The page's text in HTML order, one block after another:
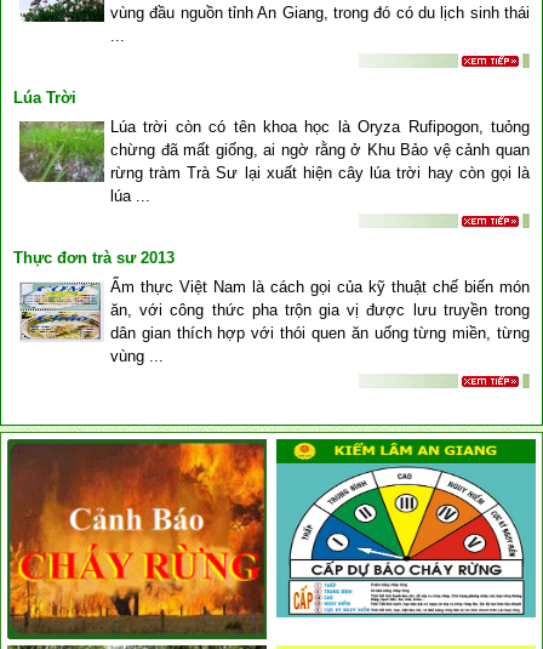
vùng đầu nguồn tỉnh An Giang, trong đó có du lịch sinh thái
Lúa Trời
Lúa trời còn có tên khoa học là Oryza Rufipogon, tuỏng
chừng đã mất giống, ai ngờ rằng ở Khu Bảo vệ cảnh quan
rừng tràm Trà Sư lại xuất hiện cây lúa trời hay còn gọi là
lúa ...
Thực đơn trà sư 2013
Ẩm thực Việt Nam là cách gọi của kỹ thuật chế biến món
ăn, với công thức pha trộn gia vị được lưu truyền trong
dân gian thích hợp với thói quen ăn uống từng miền, từng
vùng ...